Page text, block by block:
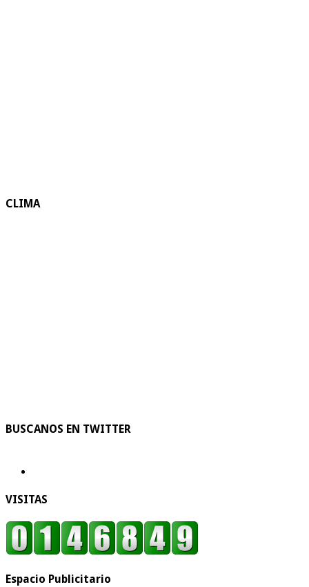
CLIMA
BUSCANOS EN TWITTER
VISITAS
Espacio Publicitario